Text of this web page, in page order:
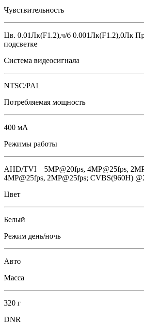
Чувствительность
Цв. 0.01Лк(F1.2),ч/б 0.001Лк(F1.2),0Лк
подсветке
Система видеосигнала
NTSC/PAL
Потребляемая мощность
400 мА
Режимы работы
AHD/TVI – 5MP@20fps, 4MP@25fps,
4MP@25fps, 2МР@25fps; CVBS(960H)
Цвет
Белый
Режим день/ночь
Авто
Масса
320 г
DNR